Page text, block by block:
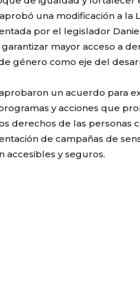
una modificación a la
por el legislador
mayor acceso a
género como eje del
un acuerdo para
y acciones que
derechos de las personas
de campañas de
accesibles y seguros.